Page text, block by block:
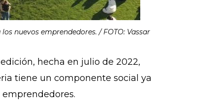
nuevos emprendedores. / FOTO: Vassar
hecha en julio de 2022,
tiene un componente social ya